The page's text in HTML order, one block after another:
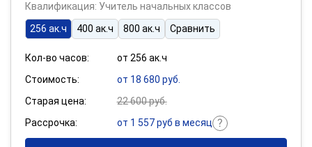
Квалификация: Учитель начальных классов
256 ак.ч
400 ак.ч 800 ак.ч Сравнить
Кол-во часов:
от 256 ак.ч
Стоимость:
от 18 680 руб.
Старая цена:
22 600 руб.
Рассрочка:
от 1 557 руб в месяц